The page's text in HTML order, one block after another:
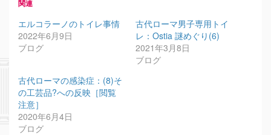
関連
エルコラーノのトイレ事情
2022年6月9日
ブログ
古代ローマ男子専用トイ
レ：Ostia 謎めぐり(6)
2021年3月8日
ブログ
古代ローマの感染症：(8)そ
の工芸品?への反映［閲覧
注意］
2020年6月4日
ブログ